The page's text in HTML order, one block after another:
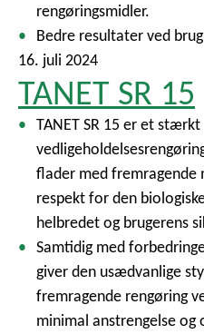
rengøringsmidler.
Bedre resultater ved
16. juli 2024
TANET SR 15
TANET SR 15 er et stærkt
flader med fremragende
respekt for den
helbredet og brugerens
Samtidig med
giver den usædvanlige
fremragende rengøring
minimal anstrengelse og